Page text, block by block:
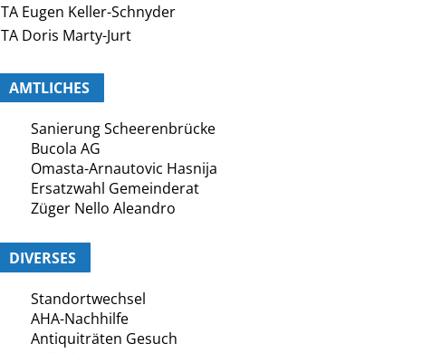
TA Eugen Keller-Schnyder
TA Doris Marty-Jurt
AMTLICHES
Sanierung Scheerenbrücke
Bucola AG
Omasta-Arnautovic Hasnija
Ersatzwahl Gemeinderat
Züger Nello Aleandro
DIVERSES
Standortwechsel
AHA-Nachhilfe
Antiquiträten Gesuch